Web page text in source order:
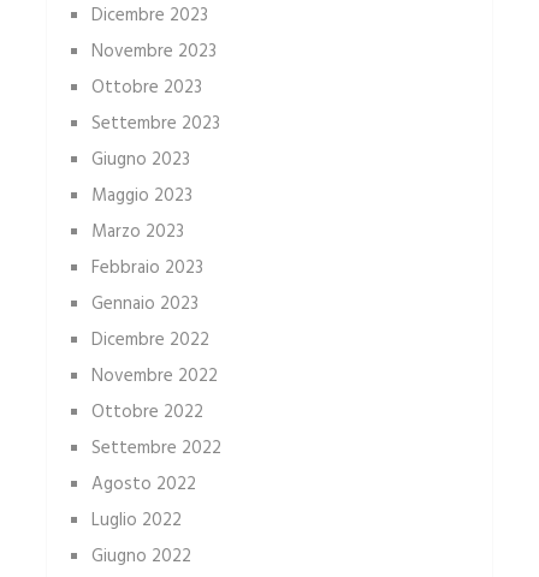
Dicembre 2023
Novembre 2023
Ottobre 2023
Settembre 2023
Giugno 2023
Maggio 2023
Marzo 2023
Febbraio 2023
Gennaio 2023
Dicembre 2022
Novembre 2022
Ottobre 2022
Settembre 2022
Agosto 2022
Luglio 2022
Giugno 2022